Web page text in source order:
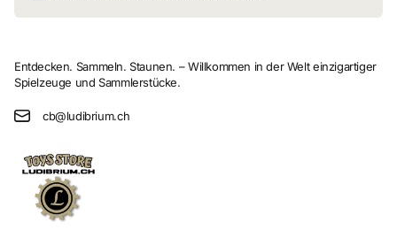
Entdecken. Sammeln. Staunen. – Willkommen in der Welt einzigartiger
Spielzeuge und Sammlerstücke.
cb@ludibrium.ch